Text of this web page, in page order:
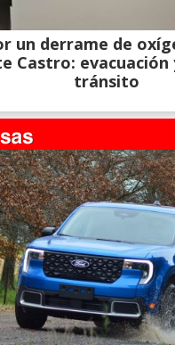
un derrame de
Castro: evacuación
tránsito